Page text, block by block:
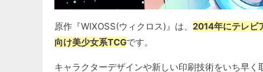
原作『WIXOSS(ウィクロス)』は、 2014年にテレビ
向け美少女系TCGです。
キャラクターデザインや新しい印刷技術をいち早